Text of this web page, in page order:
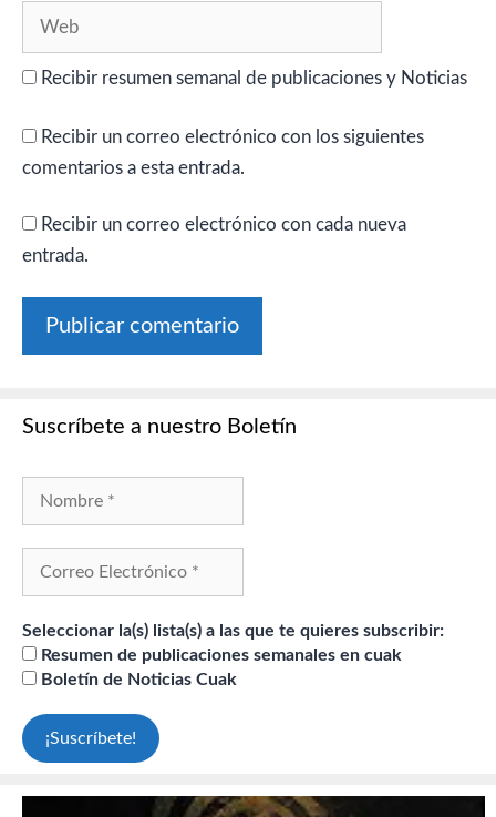
Recibir resumen semanal de publicaciones y Noticias
Recibir un correo electrónico con los siguientes
comentarios a esta entrada.
Recibir un correo electrónico con cada nueva
entrada.
Suscríbete a nuestro Boletín
Seleccionar la(s) lista(s) a las que te quieres subscribir:
Resumen de publicaciones semanales en cuak
Boletín de Noticias Cuak